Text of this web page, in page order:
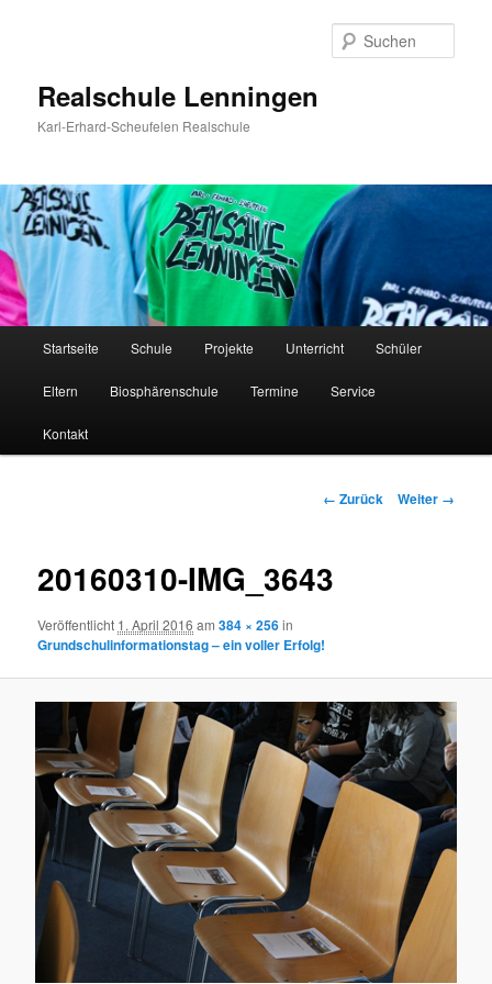
Realschule Lenningen
Karl-Erhard-Scheufelen Realschule
Startseite Schule Projekte Unterricht Schüler
Eltern Biosphärenschule Termine Service
Kontakt
Bilder-
← Zurück Weiter →
20160310-IMG_3643
Veröffentlicht 1. April 2016 am384 × 256in
Grundschulinformationstag – ein voller Erfolg!